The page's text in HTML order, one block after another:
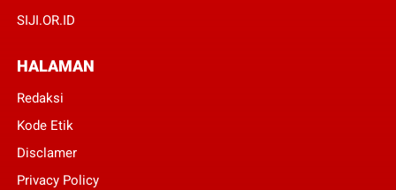
SIJI.OR.ID
HALAMAN
Redaksi
Kode Etik
Disclamer
Privacy Policy